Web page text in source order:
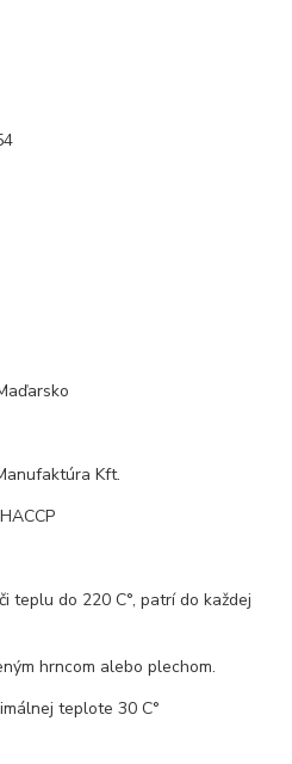
Kft.
teplu do 220 C°, patrí do každej
hrncom alebo plechom.
teplote 30 C°